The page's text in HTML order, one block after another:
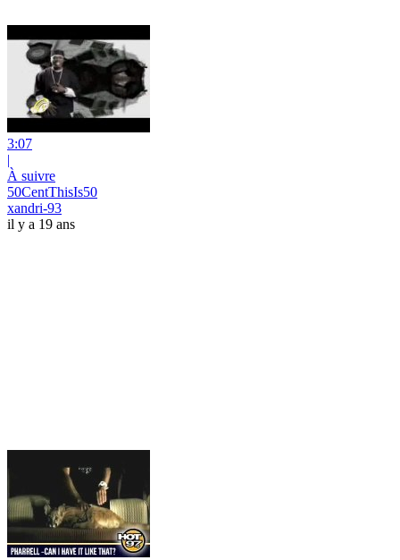
3:07
|
À suivre
50CentThisIs50
xandri-93
il y a 19 ans